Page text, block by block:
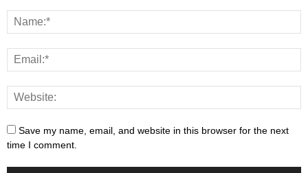
Save my name, email, and website in this browser for the next
time I comment.